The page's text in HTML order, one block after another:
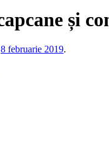
și
8 februarie 2019.